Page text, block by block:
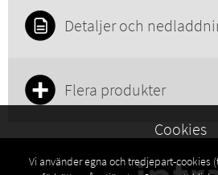
Detaljer och
Flera produkter
Cookies
Vi använder egna och tredjepart-cookies